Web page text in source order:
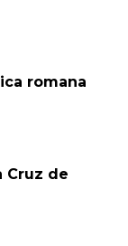
romana
Cruz de